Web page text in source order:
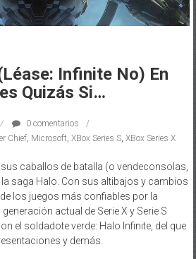
Infinite No) En
Quizás Si…
0 comentarios
Chief, Microsoft XBox Series S, XBox Series X
caballos de batalla (o vendeconsolas,
saga Halo. Con sus altibajos y cambios
los juegos más confiables por la
actual de Serie X y Serie S
el soldadote verde: Halo Infinite, del que
y demás.